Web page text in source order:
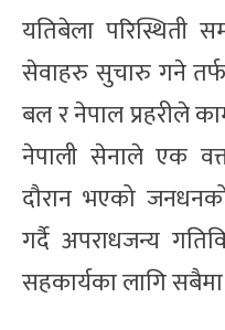
यतिबेला परिस्थिती
सेवाहरु सुचारु गने तर्फ
बल र नेपाल प्रहरीले
नेपाली सेनाले एक
दौरान भएको जनधनको
गर्दै अपराधजन्य
सहकार्यका लागि